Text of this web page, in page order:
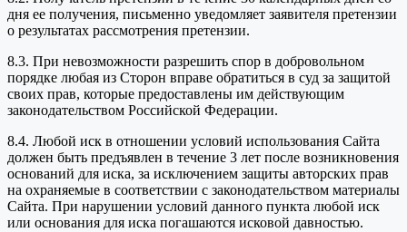
дня ее получения, письменно уведомляет заявителя претензии
о результатах рассмотрения претензии.
8.3. При невозможности разрешить спор в добровольном
порядке любая из Сторон вправе обратиться в суд за защитой
своих прав, которые предоставлены им действующим
законодательством Российской Федерации.
8.4. Любой иск в отношении условий использования Сайта
должен быть предъявлен в течение 3 лет после возникновения
оснований для иска, за исключением защиты авторских прав
на охраняемые в соответствии с законодательством материалы
Сайта. При нарушении условий данного пункта любой иск
или основания для иска погашаются исковой давностью.